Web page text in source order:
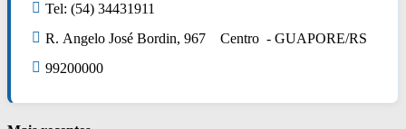
Tel: (54) 34431911
R. Angelo José Bordin, 967 Centro - GUAPORE/RS
99200000